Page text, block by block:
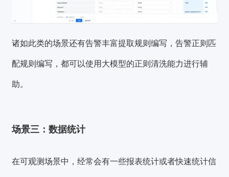
诸如此类的场景还有告警丰富提取规则编写，告警正则匹
配规则编写，都可以使用大模型的正则清洗能力进行辅
助。
场景三：数据统计
在可观测场景中，经常会有一些报表统计或者快速统计信